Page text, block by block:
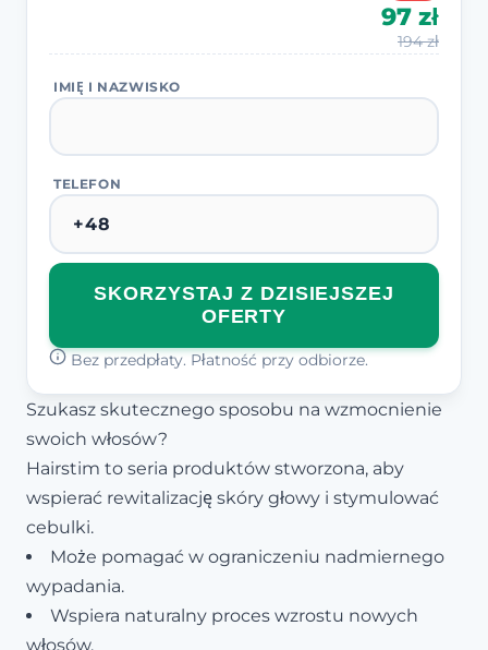
97 zł
194 zł
IMIĘ I NAZWISKO
TELEFON
SKORZYSTAJ Z DZISIEJSZEJ
OFERTY
Bez przedpłaty. Płatność przy odbiorze.
Szukasz skutecznego sposobu na wzmocnienie
swoich włosów?
Hairstim to seria produktów stworzona, aby
wspierać rewitalizację skóry głowy i stymulować
cebulki.
Może pomagać w ograniczeniu nadmiernego
wypadania.
Wspiera naturalny proces wzrostu nowych
włosów.